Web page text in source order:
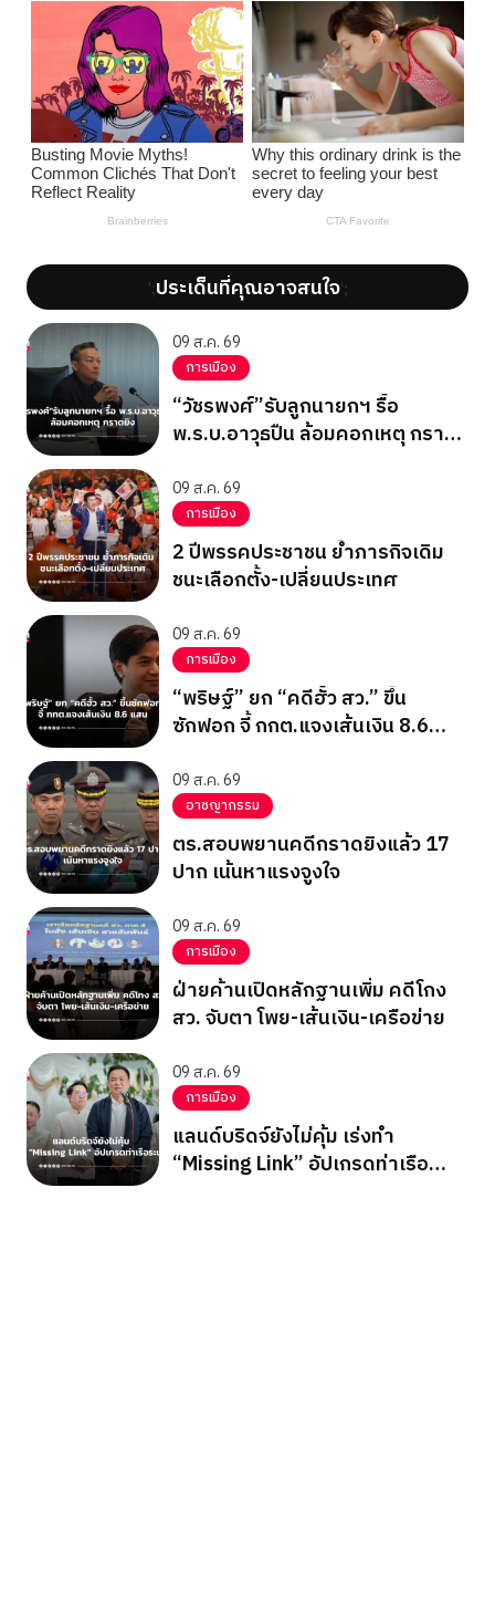
';ประเด็นที่คุณอาจสนใจ';
09 ส.ค. 69
การเมือง
“วัชรพงศ์”รับลูกนายกฯ รื้อ
พ.ร.บ.อาวุธปืน ล้อมคอกเหตุ กราด
09 ส.ค. 69
การเมือง
2 ปีพรรคประชาชน ย้ำภารกิจเดิม
ชนะเลือกตั้ง-เปลี่ยนประเทศ
09 ส.ค. 69
การเมือง
“พริษฐ์” ยก “คดีฮั้ว สว.” ขึ้น
ซักฟอก จี้ กกต.แจงเส้นเงิน 8.6
09 ส.ค. 69
อาชญากรรม
ตร.สอบพยานคดีกราดยิงแล้ว 17
ปาก เน้นหาแรงจูงใจ
09 ส.ค. 69
การเมือง
ฝ่ายค้านเปิดหลักฐานเพิ่ม คดีโกง
สว. จับตา โพย-เส้นเงิน-เครือข่าย
09 ส.ค. 69
การเมือง
แลนด์บริดจ์ยังไม่คุ้ม เร่งทำ
“Missing Link” อัปเกรดท่าเรือ